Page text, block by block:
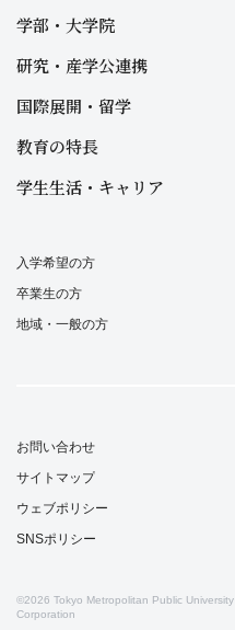
学部・大学院
研究・産学公連携
国際展開・留学
教育の特長
学生生活・キャリア
入学希望の方
卒業生の方
地域・一般の方
お問い合わせ
サイトマップ
ウェブポリシー
SNSポリシー
©2026 Tokyo Metropolitan Public University
Corporation